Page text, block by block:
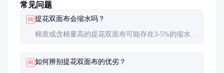
常见问题
问 提花双面布会缩水吗？
棉质或含棉量高的提花双面布可能存在3-5%的缩水
作。
问 如何辨别提花双面布的优劣？